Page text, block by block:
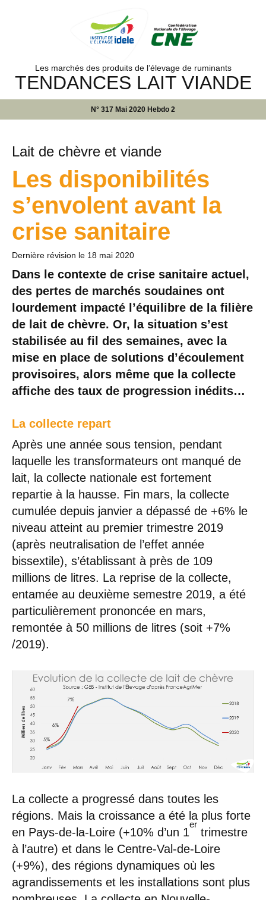
Les marchés des produits de l’élevage de ruminants
TENDANCES LAIT VIANDE
N° 317 Mai 2020 Hebdo 2
Lait de chèvre et viande
Les disponibilités
s’envolent avant la
crise sanitaire
Dernière révision le 18 mai 2020
Dans le contexte de crise sanitaire actuel,
des pertes de marchés soudaines ont
lourdement impacté l’équilibre de la filière
de lait de chèvre. Or, la situation s’est
stabilisée au fil des semaines, avec la
mise en place de solutions d’écoulement
provisoires, alors même que la collecte
affiche des taux de progression inédits…
La collecte repart
Après une année sous tension, pendant
laquelle les transformateurs ont manqué de
lait, la collecte nationale est fortement
repartie à la hausse. Fin mars, la collecte
cumulée depuis janvier a dépassé de +6% le
niveau atteint au premier trimestre 2019
(après neutralisation de l’effet année
bissextile), s’établissant à près de 109
millions de litres. La reprise de la collecte,
entamée au deuxième semestre 2019, a été
particulièrement prononcée en mars,
remontée à 50 millions de litres (soit +7%
/2019).
La collecte a progressé dans toutes les
régions. Mais la croissance a été la plus forte
en Pays-de-la-Loire (+10% d’un 1
er
trimestre
à l’autre) et dans le Centre-Val-de-Loire
(+9%), des régions dynamiques où les
agrandissements et les installations sont plus